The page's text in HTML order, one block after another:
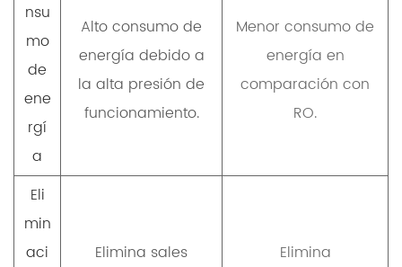
nsu
mo
de
ene
rgí
a
Alto consumo de
energía debido a
la alta presión de
funcionamiento.
Menor consumo de
energía en
comparación con
RO.
Eli
min
aci
Elimina sales
Elimina